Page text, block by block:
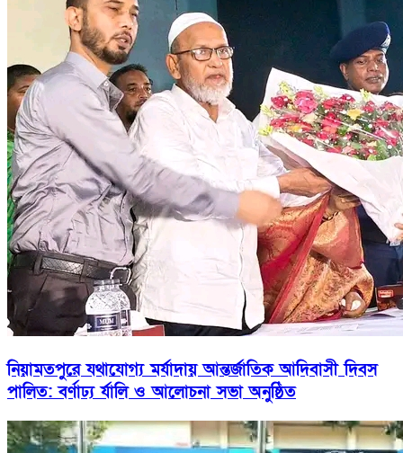
নিয়ামতপুরে যথাযোগ্য মর্যাদায় আন্তর্জাতিক আদিবাসী দিবস
পালিত: বর্ণাঢ্য র্যালি ও আলোচনা সভা অনুষ্ঠিত